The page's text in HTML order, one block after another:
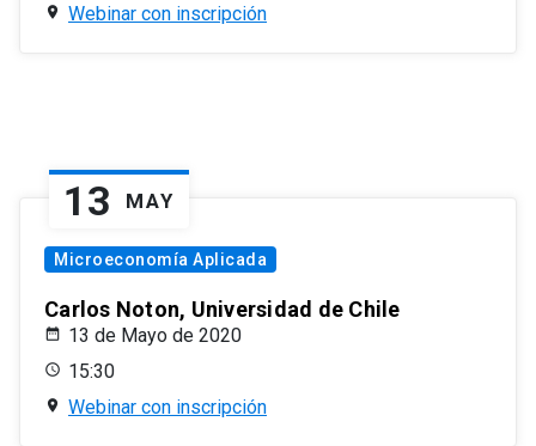
Webinar con inscripción
13 MAY
Microeconomía Aplicada
Carlos Noton, Universidad de Chile
13 de Mayo de 2020
15:30
Webinar con inscripción